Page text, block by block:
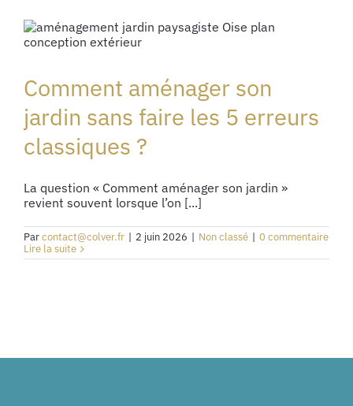
Comment aménager son
jardin sans faire les 5 erreurs
classiques ?
La question « Comment aménager son jardin »
revient souvent lorsque l’on [...]
Parcontact@colver.fr | 2 juin 2026 | Non classé | 0 commentaire
Lire la suite